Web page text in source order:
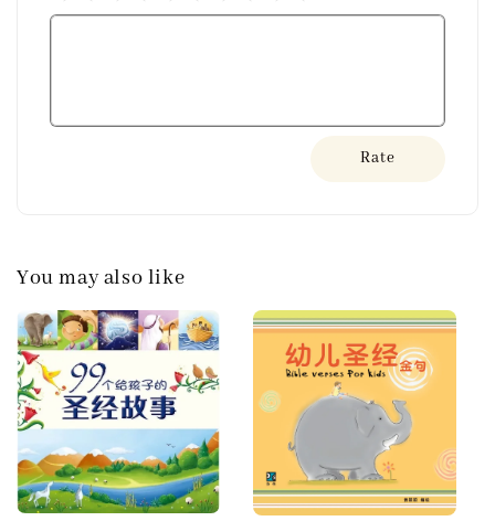
Rate
You may also like